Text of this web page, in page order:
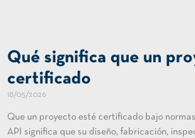
Qué significa que un
certificado
18/05/2026
Que un proyecto esté certificado bajo
API significa que su diseño, fabricación,